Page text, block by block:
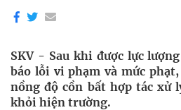
SKV - Sau khi được lực
báo lỗi vi phạm và mức
nồng độ cồn bất hợp tác xử
khỏi hiện trường.